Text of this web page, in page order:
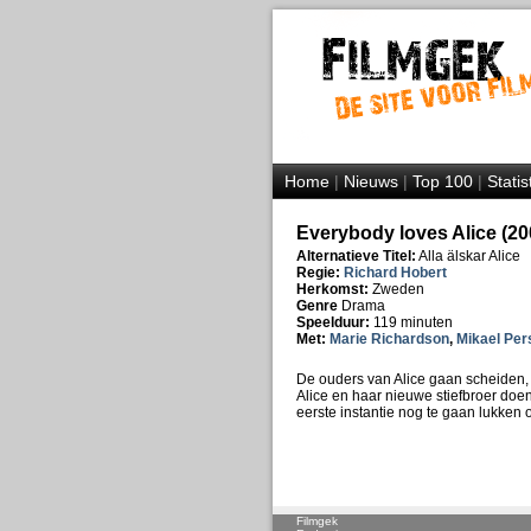
Home|Nieuws|Top 100|
Everybody loves Alice
Alternatieve Titel: Alla älskar Alice
Regie: Richard Hobert
Herkomst: Zweden
Genre Drama
Speelduur: 119 minuten
Met: Marie Richardson, Mikael
De ouders van Alice gaan
Alice en haar nieuwe stiefbroer
eerste instantie nog te gaan lukken
Filmgek